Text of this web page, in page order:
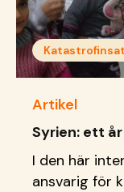
Artikel
Syrien: ett
I den här
ansvarig för